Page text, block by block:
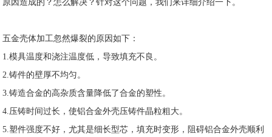
原因造成的？怎么解决？针对这个问题，我们来详细介绍一下。
五金壳体加工忽然爆裂的原因如下：
1.模具温度和浇注温度低，导致填充不良。
2.铸件的壁厚不均匀。
3.铸造合金的高杂质含量降低了合金的塑性。
4.压铸时间过长，使铝合金外壳压铸件晶粒粗大。
5.塑件强度不好，尤其是细长型芯，填充时变形，阻碍铝合金外壳顺利